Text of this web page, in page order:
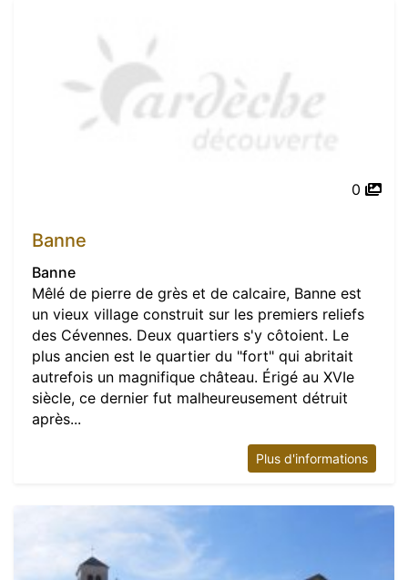
0
Banne
Banne
Mêlé de pierre de grès et de calcaire, Banne est
un vieux village construit sur les premiers reliefs
des Cévennes. Deux quartiers s'y côtoient. Le
plus ancien est le quartier du "fort" qui abritait
autrefois un magnifique château. Érigé au XVIe
siècle, ce dernier fut malheureusement détruit
après...
Plus d'informations